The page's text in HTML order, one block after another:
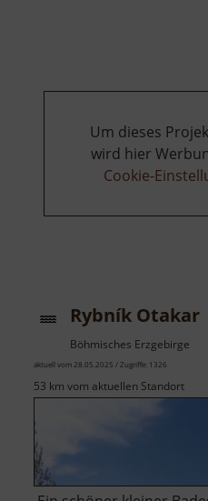
Um dieses
wird hier
Cookie-
Rybník Otakar
Böhmisches Erzgebirge
aktuell vom 28.05.2025 / Zugriffe: 1326
53 km vom aktuellen Standort